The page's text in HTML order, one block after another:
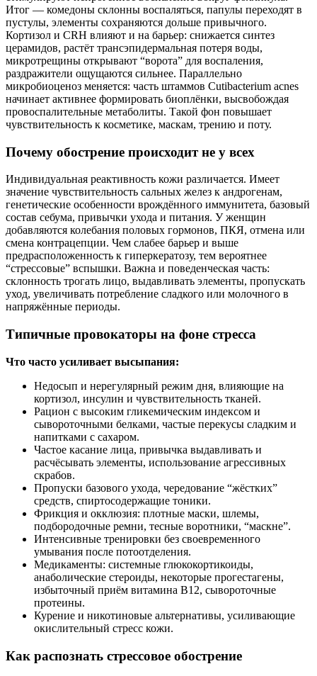
Итог — комедоны склонны воспаляться, папулы переходят в
пустулы, элементы сохраняются дольше привычного.
Кортизол и CRH влияют и на барьер: снижается синтез
церамидов, растёт трансэпидермальная потеря воды,
микротрещины открывают “ворота” для воспаления,
раздражители ощущаются сильнее. Параллельно
микробиоценоз меняется: часть штаммов Cutibacterium acnes
начинает активнее формировать биоплёнки, высвобождая
провоспалительные метаболиты. Такой фон повышает
чувствительность к косметике, маскам, трению и поту.
Почему обострение происходит не у всех
Индивидуальная реактивность кожи различается. Имеет
значение чувствительность сальных желез к андрогенам,
генетические особенности врождённого иммунитета, базовый
состав себума, привычки ухода и питания. У женщин
добавляются колебания половых гормонов, ПКЯ, отмена или
смена контрацепции. Чем слабее барьер и выше
предрасположенность к гиперкератозу, тем вероятнее
“стрессовые” вспышки. Важна и поведенческая часть:
склонность трогать лицо, выдавливать элементы, пропускать
уход, увеличивать потребление сладкого или молочного в
напряжённые периоды.
Типичные провокаторы на фоне стресса
Что часто усиливает высыпания:
Недосып и нерегулярный режим дня, влияющие на
кортизол, инсулин и чувствительность тканей.
Рацион с высоким гликемическим индексом и
сывороточными белками, частые перекусы сладким и
напитками с сахаром.
Частое касание лица, привычка выдавливать и
расчёсывать элементы, использование агрессивных
скрабов.
Пропуски базового ухода, чередование “жёстких”
средств, спиртосодержащие тоники.
Фрикция и окклюзия: плотные маски, шлемы,
подбородочные ремни, тесные воротники, “маскне”.
Интенсивные тренировки без своевременного
умывания после потоотделения.
Медикаменты: системные глюкокортикоиды,
анаболические стероиды, некоторые прогестагены,
избыточный приём витамина B12, сывороточные
протеины.
Курение и никотиновые альтернативы, усиливающие
окислительный стресс кожи.
Как распознать стрессовое обострение